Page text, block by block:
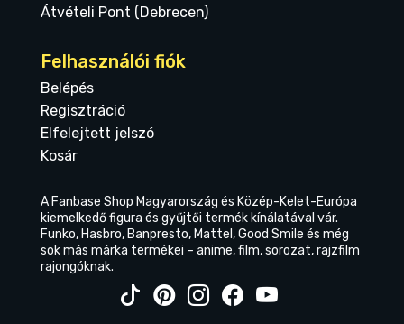
Átvételi Pont (Debrecen)
Felhasználói fiók
Belépés
Regisztráció
Elfelejtett jelszó
Kosár
A Fanbase Shop Magyarország és Közép-Kelet-Európa
kiemelkedő figura és gyűjtői termék kínálatával vár.
Funko, Hasbro, Banpresto, Mattel, Good Smile és még
sok más márka termékei – anime, film, sorozat, rajzfilm
rajongóknak.